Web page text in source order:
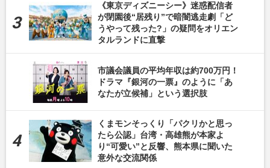
《東京ディズニーシー》迷惑配信者
が閉園後“居残り”で暗闇逃走劇「ど
うやって残った?」の疑問をオリエン
タルランドに直撃
市議会議員の平均年収は約700万円！
ドラマ『銀河の一票』のように「あ
なたが立候補」という選択肢
くまモンそっくり「パクリかと思っ
たら公認」台湾・高雄熊が本家よ
り“可愛い”と反響、熊本県に聞いた
意外な交流関係